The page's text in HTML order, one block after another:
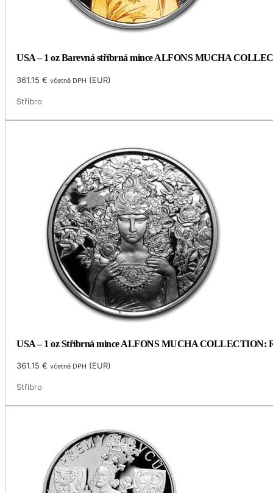
USA – 1 oz Barevná stříbrná mince ALFONS MUCHA
361.15€ včetně DPH (EUR)
Stříbro
USA – 1 oz Stříbrná mince ALFONS MUCHA COLLECTION:
361.15€ včetně DPH (EUR)
Stříbro